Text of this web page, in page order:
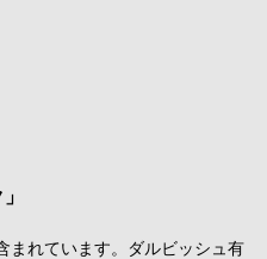
れています。ダルビッシュ有